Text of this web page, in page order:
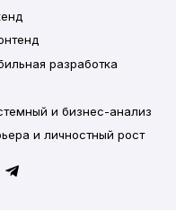
разработка
и бизнес-анализ
и личностный рост